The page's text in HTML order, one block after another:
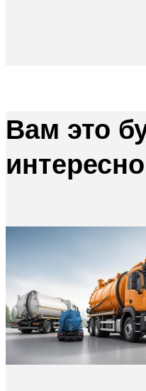
Вам это
интересно